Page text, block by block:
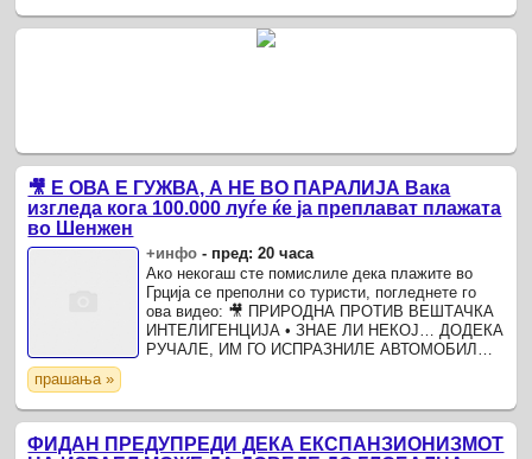
🎥 Е ОВА Е ГУЖВА, А НЕ ВО ПАРАЛИЈА Вака
изгледа кога 100.000 луѓе ќе ја преплават плажата
во Шенжен
+инфо - пред: 20 часа
Ако некогаш сте помислиле дека плажите во
Грција се преполни со туристи, погледнете го
ова видео: 🎥 ПРИРОДНА ПРОТИВ ВЕШТАЧКА
ИНТЕЛИГЕНЦИЈА • ЗНАЕ ЛИ НЕКОЈ… ДОДЕКА
РУЧАЛЕ, ИМ ГО ИСПРАЗНИЛЕ АВТОМОБИЛОТ
прашања »
ФИДАН ПРЕДУПРЕДИ ДЕКА ЕКСПАНЗИОНИЗМОТ